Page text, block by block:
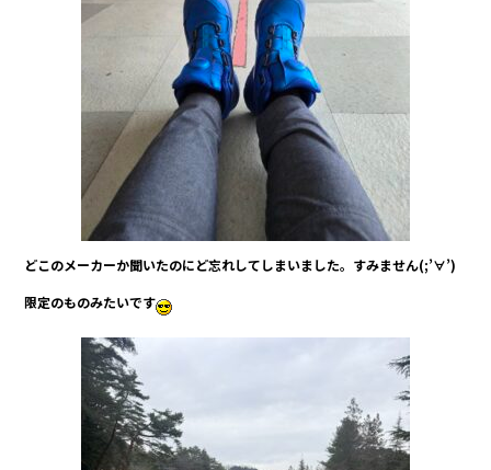
どこのメーカーか聞いたのにど忘れしてしまいました。すみません(;’∀’)
限定のものみたいです